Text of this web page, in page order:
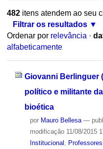
482itens atendem ao seu
Filtrar os resultados
Ordenar por relevância ·
alfabeticamente
Giovanni Berlinguer
político e militante
bioética
por Mauro Bellesa —
modificação11/08/2015
Institucional